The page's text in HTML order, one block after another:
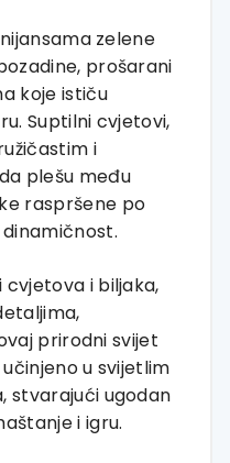
zelene
prošarani
koje ističu
Suptilni cvjetovi,
i
plešu među
raspršene po
i biljaka,
prirodni svijet
u svijetlim
stvarajući ugodan
i igru.